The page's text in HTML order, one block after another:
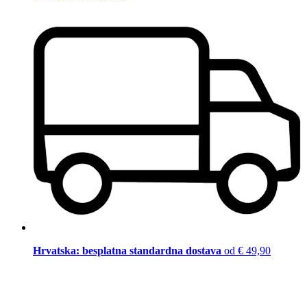
Hrvatska: besplatna standardna dostava od € 49,90